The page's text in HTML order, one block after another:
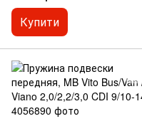
Купити